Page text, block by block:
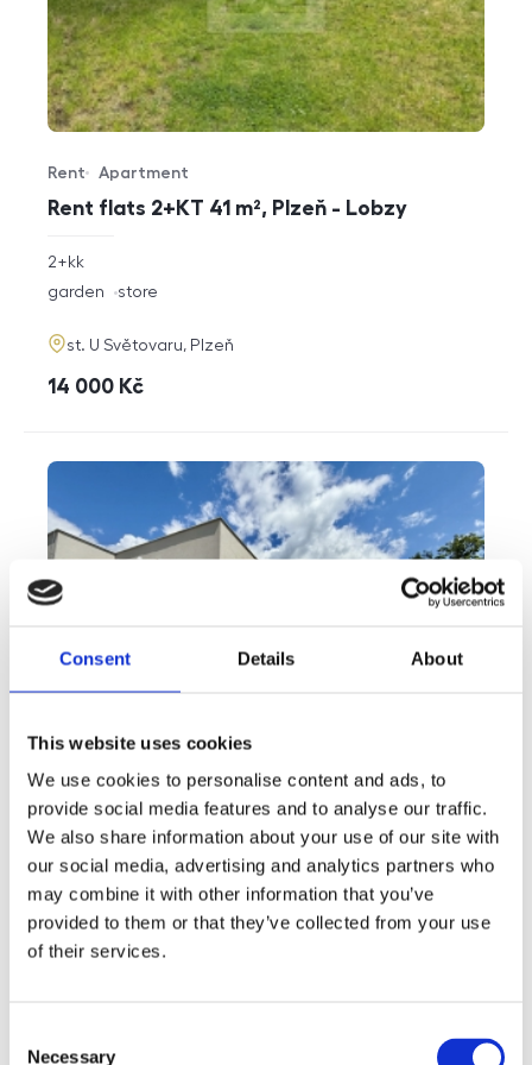
Consent Details About
This website uses cookies
We use cookies to personalise content and ads, to
provide social media features and to analyse our traffic.
We also share information about your use of our site with
our social media, advertising and analytics partners who
may combine it with other information that you’ve
provided to them or that they’ve collected from your use
of their services.
Necessary
Rent flats 2+KT 41 m², Plzeň - Lobzy
Offer type
Rent
Property type
Apartment
rozměry
disposition
2+kk
funkce
garden store
adresa
st. U Světovaru, Plzeň
cena
14 000 Kč
Sale houses Family, 181 m² - Unhošť
Offer type
Sale
Property type
House
Virtuální prohlídka
360° video
rozměry
Family
funkce
garge terrace
cena
15 500 000